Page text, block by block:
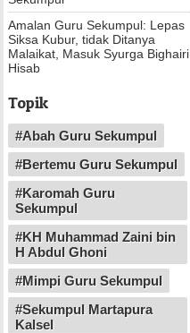
Amalan Guru Sekumpul: Lepas
Siksa Kubur, tidak Ditanya
Malaikat, Masuk Syurga Bighairi
Hisab
Topik
#Abah Guru Sekumpul
#Bertemu Guru Sekumpul
#Karomah Guru
Sekumpul
#KH Muhammad Zaini bin
H Abdul Ghoni
#Mimpi Guru Sekumpul
#Sekumpul Martapura
Kalsel